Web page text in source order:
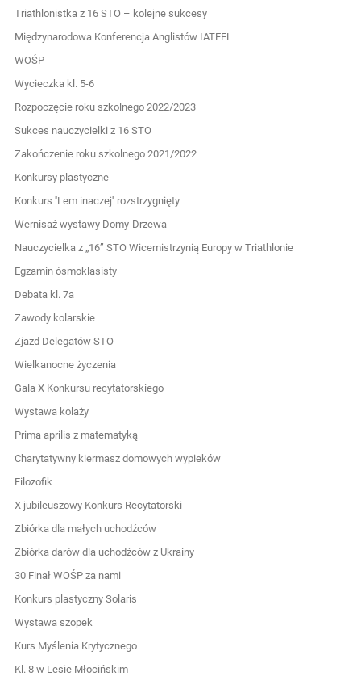
Triathlonistka z 16 STO – kolejne sukcesy
Międzynarodowa Konferencja Anglistów IATEFL
WOŚP
Wycieczka kl. 5-6
Rozpoczęcie roku szkolnego 2022/2023
Sukces nauczycielki z 16 STO
Zakończenie roku szkolnego 2021/2022
Konkursy plastyczne
Konkurs ''Lem inaczej'' rozstrzygnięty
Wernisaż wystawy Domy-Drzewa
Nauczycielka z „16” STO Wicemistrzynią Europy w Triathlonie
Egzamin ósmoklasisty
Debata kl. 7a
Zawody kolarskie
Zjazd Delegatów STO
Wielkanocne życzenia
Gala X Konkursu recytatorskiego
Wystawa kolaży
Prima aprilis z matematyką
Charytatywny kiermasz domowych wypieków
Filozofik
X jubileuszowy Konkurs Recytatorski
Zbiórka dla małych uchodźców
Zbiórka darów dla uchodźców z Ukrainy
30 Finał WOŚP za nami
Konkurs plastyczny Solaris
Wystawa szopek
Kurs Myślenia Krytycznego
Kl. 8 w Lesie Młocińskim